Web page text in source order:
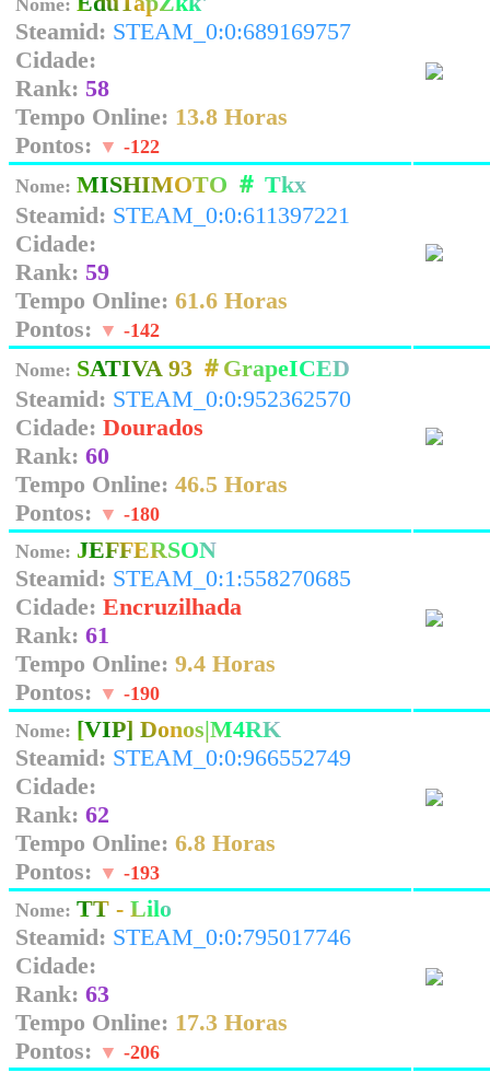
Nome:
Steamid: STEAM_0:0:689169757
Cidade:
Rank: 58
Tempo Online: 13.8 Horas
Pontos: ▼ -122
Nome: MISHIMOTO ＃ Tkx
Steamid: STEAM_0:0:611397221
Cidade:
Rank: 59
Tempo Online: 61.6 Horas
Pontos: ▼ -142
Nome: SATIVA 93 ＃GrapeICED
Steamid: STEAM_0:0:952362570
Cidade: Dourados
Rank: 60
Tempo Online: 46.5 Horas
Pontos: ▼ -180
Nome: JEFFERSON
Steamid: STEAM_0:1:558270685
Cidade: Encruzilhada
Rank: 61
Tempo Online: 9.4 Horas
Pontos: ▼ -190
Nome: [VIP] Donos|M4RK
Steamid: STEAM_0:0:966552749
Cidade:
Rank: 62
Tempo Online: 6.8 Horas
Pontos: ▼ -193
Nome: TT - Lilo
Steamid: STEAM_0:0:795017746
Cidade:
Rank: 63
Tempo Online: 17.3 Horas
Pontos: ▼ -206